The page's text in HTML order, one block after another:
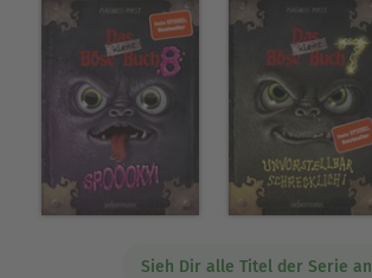
Sieh Dir alle Titel der Serie an